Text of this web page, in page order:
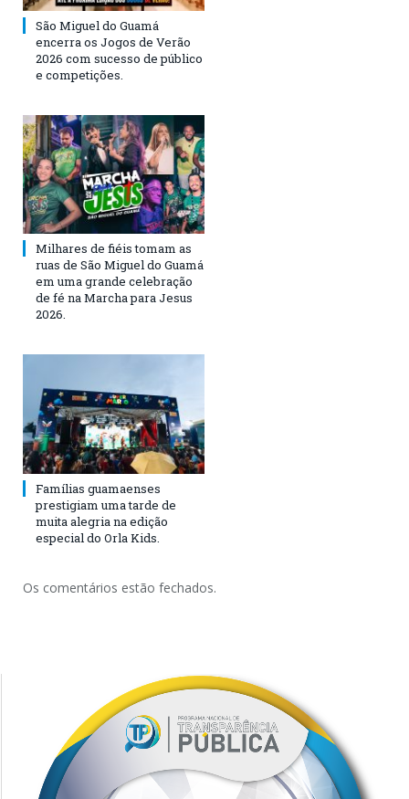
São Miguel do Guamá
encerra os Jogos de Verão
2026 com sucesso de público
e competições.
Milhares de fiéis tomam as
ruas de São Miguel do Guamá
em uma grande celebração
de fé na Marcha para Jesus
2026.
Famílias guamaenses
prestigiam uma tarde de
muita alegria na edição
especial do Orla Kids.
Os comentários estão fechados.